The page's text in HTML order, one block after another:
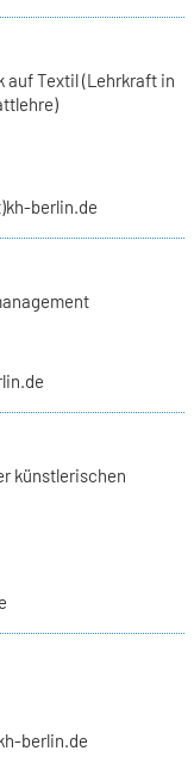
auf Textil (Lehrkraft in
berlin.de
künstlerischen
berlin.de